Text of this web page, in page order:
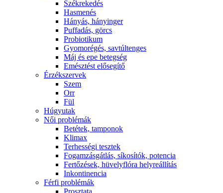
Székrekedés
Hasmenés
Hányás, hányinger
Puffadás, görcs
Probiotikum
Gyomorégés, savtúltenges
Máj és epe betegség
Emésztést elősegítő
Érzékszervek
Szem
Orr
Fül
Húgyutak
Női problémák
Betétek, tamponok
Klimax
Terhességi tesztek
Fogamzásgátlás, síkosítók, potencia
Fertőzések, hüvelyflóra helyreállítás
Inkontinencia
Férfi problémák
Prosztata